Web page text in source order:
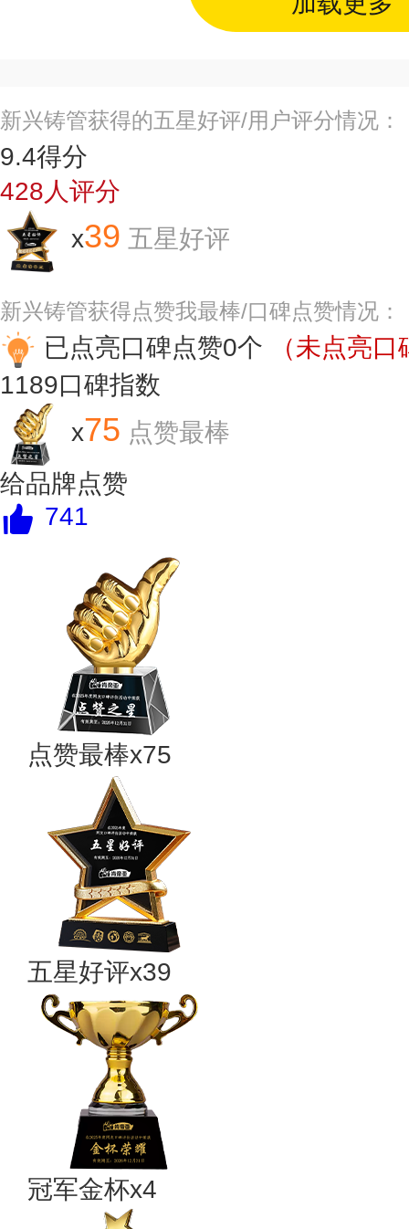
新兴铸管获得的五星好评/用户评分情况：
9.4得分
428人评分
x39 五星好评
新兴铸管获得点赞我最棒/口碑点赞情况：
已点亮口碑点赞0个
（未点亮
1189口碑指数
x75 点赞最棒
给品牌点赞
741
点赞最棒x75
五星好评x39
冠军金杯x4